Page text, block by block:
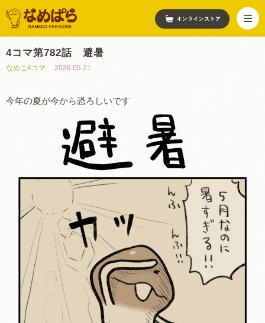
4コマ第782話 避暑
なめこ4コマ 2026.05.21
今年の夏が今から恐ろしいです